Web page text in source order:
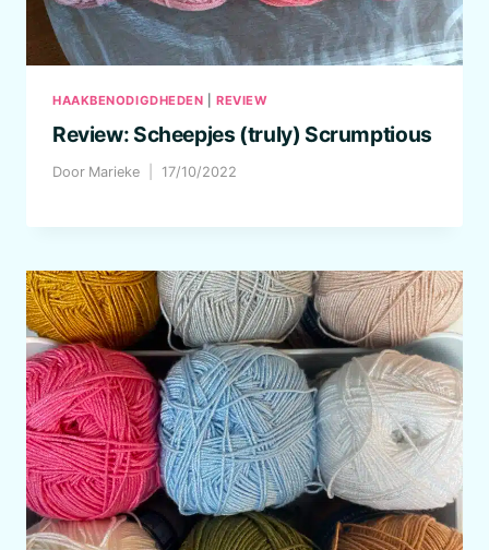
HAAKBENODIGDHEDEN |REVIEW
Review: Scheepjes (truly) Scrumptious
Door Marieke 17/10/2022